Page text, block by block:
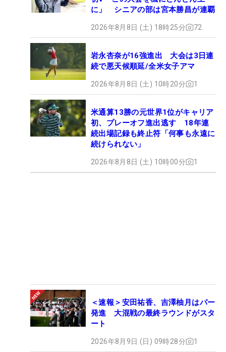
に」 シニアの部は宮本勝昌が連覇
2026年8月8日 (土) 18時25分 72
岩永杏奈が16強進出 大会は3日連
続で悪天候順延/全米女子アマ
2026年8月8日 (土) 10時20分 1
米通算13勝の元世界1位がキャリア
初、プレーオフ進出逃す 18年連
続出場記録も終止符「何事も永遠に
続けられない」
2026年8月8日 (土) 10時00分 1
＜速報＞安田祐香、吉澤柚月はパー
発進 大混戦の最終ラウンドがスタ
ート
2026年8月9日 (日) 09時28分 1